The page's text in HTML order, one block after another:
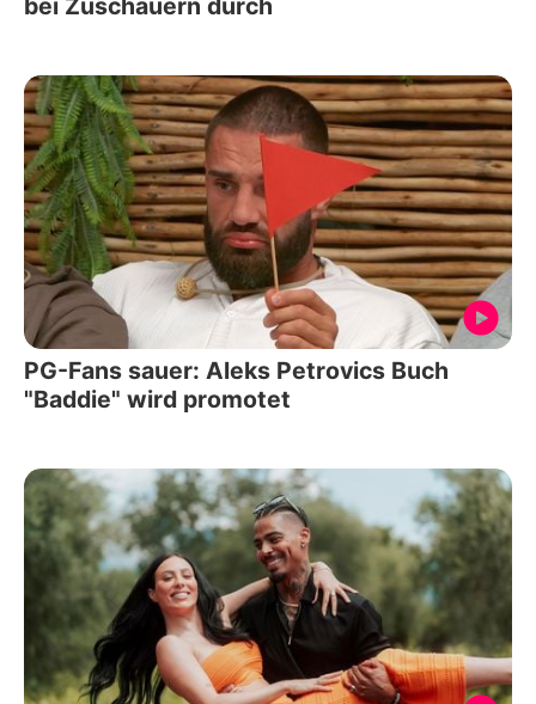
PG-Fans sauer: Aleks Petrovics Buch
"Baddie" wird promotet